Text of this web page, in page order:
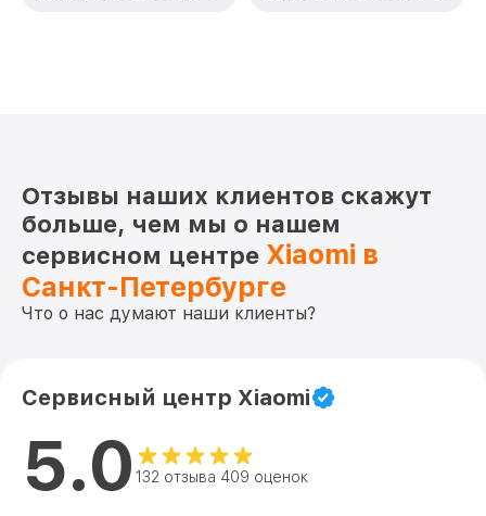
Отзывы наших клиентов скажут
больше, чем мы о нашем
сервисном центре Xiaomi в
Санкт-Петербурге
Что о нас думают наши клиенты?
Сервисный центр Xiaomi
5.0 132 отзыва 409 оценок